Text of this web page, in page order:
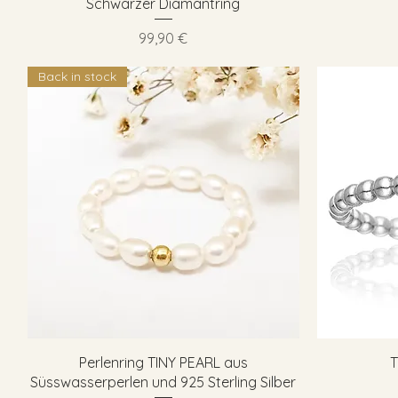
Schwarzer Diamantring
Preis
99,90 €
Schnellansicht
Back in stock
Perlenring TINY PEARL aus
Süsswasserperlen und 925 Sterling Silber